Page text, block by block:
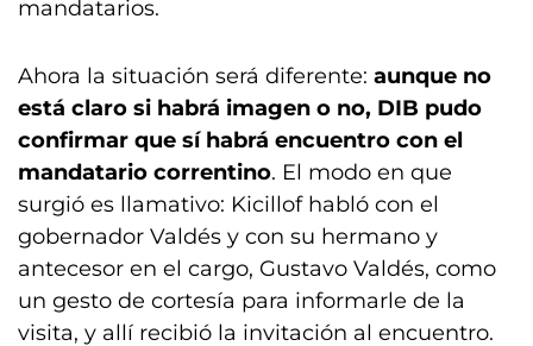
mandatarios.
Ahora la situación será diferente: aunque no
está claro si habrá imagen o no, DIB pudo
confirmar que sí habrá encuentro con el
mandatario correntino. El modo en que
surgió es llamativo: Kicillof habló con el
gobernador Valdés y con su hermano y
antecesor en el cargo, Gustavo Valdés, como
un gesto de cortesía para informarle de la
visita, y allí recibió la invitación al encuentro.